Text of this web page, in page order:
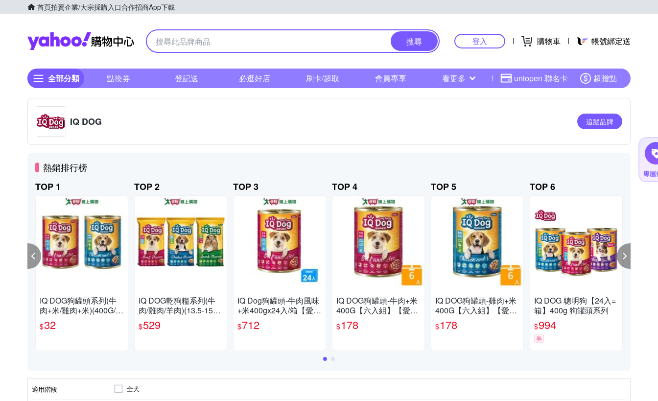
首頁拍賣企業/大宗採購入口合作招商App下載
Yahoo購物中心
搜尋 登入 購物車 帳號綁定送
全部分類 點換券 登記送 必逛好店 刷卡/超取 會員專享 看更多 uniopen 聯名卡 超贈點
IQ DOG 追蹤品牌
熱銷排行榜
TOP 1
IQ DOG狗罐頭系列(牛
肉+米/雞肉+米)(400G/
罐)【愛買】
$32
TOP 2
IQ DOG乾狗糧系列(牛
肉/雞肉/羊肉)(13.5-15K
G/包)【愛買】
$529
TOP 3
IQ Dog狗罐頭-牛肉風味
+米400gx24入/箱【愛
買】
$712
TOP 4
IQ DOG狗罐頭-牛肉+米
400G【六入組】【愛
買】
$178
TOP 5
IQ DOG狗罐頭-雞肉+米
400G【六入組】【愛
買】
$178
TOP 6
IQ DOG 聰明狗【24入=
箱】400g 狗罐頭系列
$994
券
適用階段 全犬